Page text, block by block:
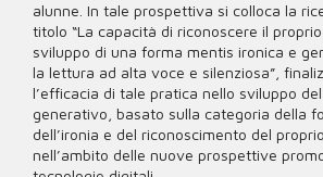
alunne. In tale prospettiva si colloca la
titolo “La capacità di riconoscere il
sviluppo di una forma mentis ironica e
la lettura ad alta voce e silenziosa”,
l’efficacia di tale pratica nello sviluppo
generativo, basato sulla categoria della
dell’ironia e del riconoscimento del
nell’ambito delle nuove prospettive